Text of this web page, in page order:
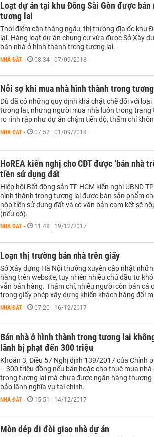
Loạt dự án tại khu Đông Sài Gòn được
tương lai
Thời điểm cận tháng ngâu, thị trường địa ốc khu
lại. Hàng loạt dự án chung cư vừa được Sở Xây
bán nhà ở hình thành trong tương lai.
NHÀ ĐẤT - 08:34 | 07/09/2018
Nỗi sợ khi mua nhà hình thành trong
Dù đã có những quy định khá chặt chẽ đối với
tương lai, nhưng người mua nhà luôn trong
ro rình rập như dự án chậm tiến độ, thấm chí
NHÀ ĐẤT - 07:52 | 01/09/2018
HoREA kiến nghị cho CĐT được ‘bán nhà
tiền sử dụng đất
Hiệp hội Bất động sản TP HCM kiến nghị UBND
hình thành trong tương lai được bán sản phẩm
nộp tiền sử dụng đất và có văn bản cam kết sẽ
(nếu có).
NHÀ ĐẤT - 11:48 | 19/12/2017
Loạn thị trường bán nhà trên giấy
Sở Xây dựng Hà Nội thường xuyên cập nhật
hàng trên website, tuy nhiên nhiều chủ đầu tư
vẫn bán hàng. Thậm chí, nhiều người còn bán cả
trong giấy phép xây dựng khiến khách hàng đối
NHÀ ĐẤT - 07:20 | 16/12/2017
Bán nhà ở hình thành trong tương lai
lãnh bị phạt đến 300 triệu
Khoản 3, Điều 57 Nghị định 139/2017 của Chính
– 300 triệu đồng nếu bán hoặc cho thuê mua
trong tương lai mà chưa được ngân hàng thương
bảo lãnh nghĩa vụ tài chính.
NHÀ ĐẤT - 15:51 | 14/12/2017
Mòn dép đi đòi giao nhà dự án